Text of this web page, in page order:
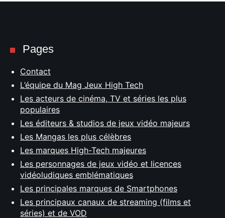
Pages
Contact
L’équipe du Mag Jeux High Tech
Les acteurs de cinéma, TV et séries les plus
populaires
Les éditeurs & studios de jeux vidéo majeurs
Les Mangas les plus célèbres
Les marques High-Tech majeures
Les personnages de jeux vidéo et licences
vidéoludiques emblématiques
Les principales marques de Smartphones
Les principaux canaux de streaming (films et
séries) et de VOD